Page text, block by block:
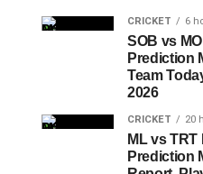
CRICKET 6
SOB vs
Prediction
Team
2026
CRICKET 20
ML vs TRT
Prediction